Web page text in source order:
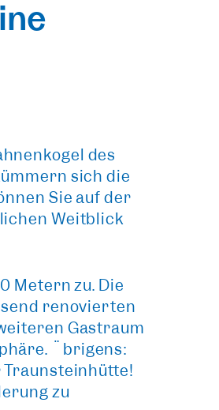
des
sich die
Sie auf der
Weitblick
Meternzu. Die
renovierten
Gastraum
Übrigens:
Traunsteinhütte!
zu